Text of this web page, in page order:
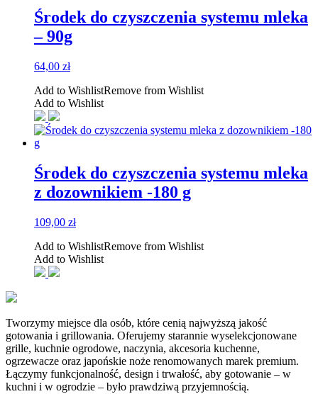
Środek do czyszczenia systemu mleka
– 90g
64,00 zł
Add to WishlistRemove from Wishlist
Add to Wishlist
Środek do czyszczenia systemu mleka
z dozownikiem -180 g
109,00 zł
Add to WishlistRemove from Wishlist
Add to Wishlist
Tworzymy miejsce dla osób, które cenią najwyższą jakość
gotowania i grillowania. Oferujemy starannie wyselekcjonowane
grille, kuchnie ogrodowe, naczynia, akcesoria kuchenne,
ogrzewacze oraz japońskie noże renomowanych marek premium.
Łączymy funkcjonalność, design i trwałość, aby gotowanie – w
kuchni i w ogrodzie – było prawdziwą przyjemnością.